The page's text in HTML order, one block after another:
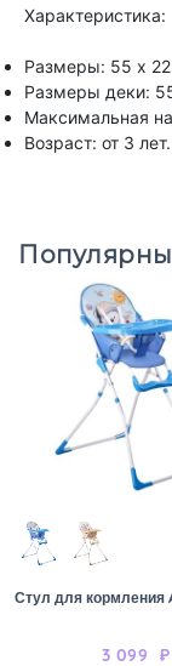
Характеристика:
Размеры: 55 х
Размеры деки:
Максимальная
Возраст: от 3 лет.
Стул для кормления
3 099 ₽